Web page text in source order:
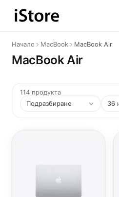
Към съдържанието
Начало MacBook MacBook Air
MacBook Air
114 продукта